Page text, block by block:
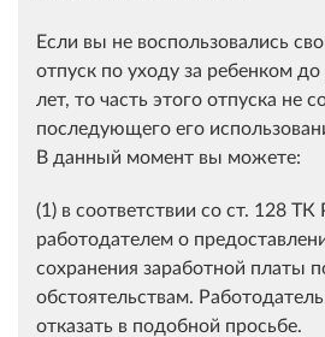
Если вы не воспользовались
отпуск по уходу за ребенком
лет, то часть этого отпуска не
последующего его
В данный момент вы можете:
(1) в соответствии со ст. 128
работодателем о
сохранения заработной платы
обстоятельствам.
отказать в подобной просьбе.